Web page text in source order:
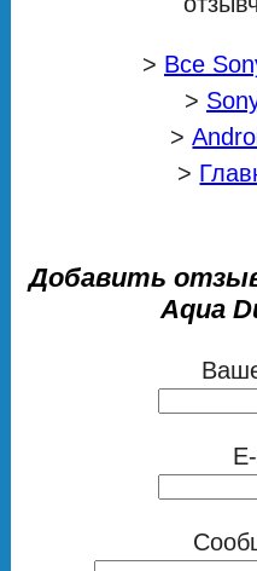
> Все
>
>
>
Добавить
Aqua